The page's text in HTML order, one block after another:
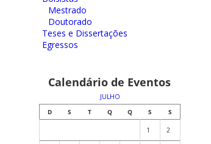
Mestrado
Doutorado
Teses e Dissertações
Egressos
Calendário de Eventos
JULHO
D
S T Q Q S S
1 2